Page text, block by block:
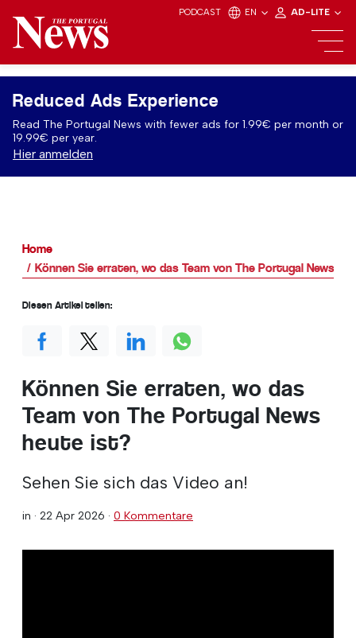
PODCAST EN AD-LITE
Reduced Ads Experience
Read The Portugal News with fewer ads for 1.99€ per month or
19.99€ per year.
Hier anmelden
Home
Können Sie erraten, wo das Team von The Portugal News
Können Sie erraten, wo das
Team von The Portugal News
heute ist?
Sehen Sie sich das Video an!
in · 22 Apr 2026 · 0 Kommentare
Diesen Artikel teilen: